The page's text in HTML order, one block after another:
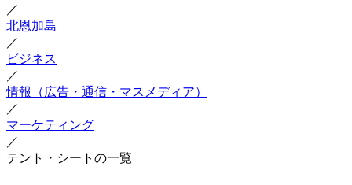
／
北恩加島
／
ビジネス
／
情報（広告・通信・マスメディア）
／
マーケティング
／
テント・シートの一覧